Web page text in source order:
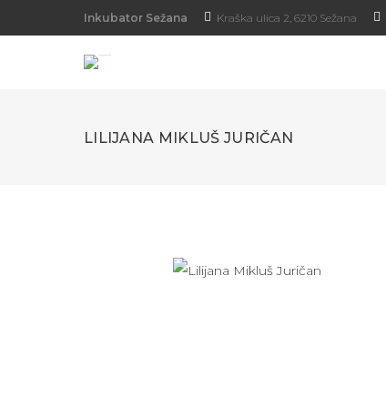
Inkubator Sežana Kraška ulica 2, 6210 Sežana
LILIJANA MIKLUŠ JURIČAN